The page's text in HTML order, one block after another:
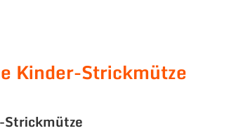
Kinder-Strickmütze
Strickmütze